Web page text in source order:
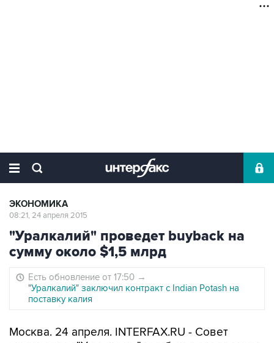
ЭКОНОМИКА
08:21, 24 апреля 2015
"Уралкалий" проведет buyback на
сумму около $1,5 млрд
Есть обновление от 17:50 →
"Уралкалий" заключил контракт с Indian Potash на
поставку калия
Москва. 24 апреля. INTERFAX.RU - Совет